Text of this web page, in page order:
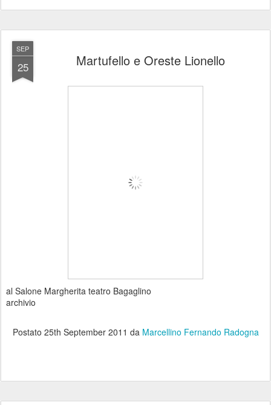
SEP
25 Martufello e Oreste Lionello
al Salone Margherita teatro Bagaglino
archivio
Postato 25th September 2011 da Marcellino Fernando Radogna